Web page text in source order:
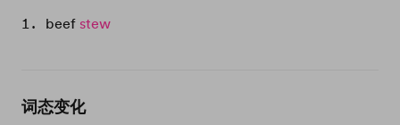
beef stew
词态变化